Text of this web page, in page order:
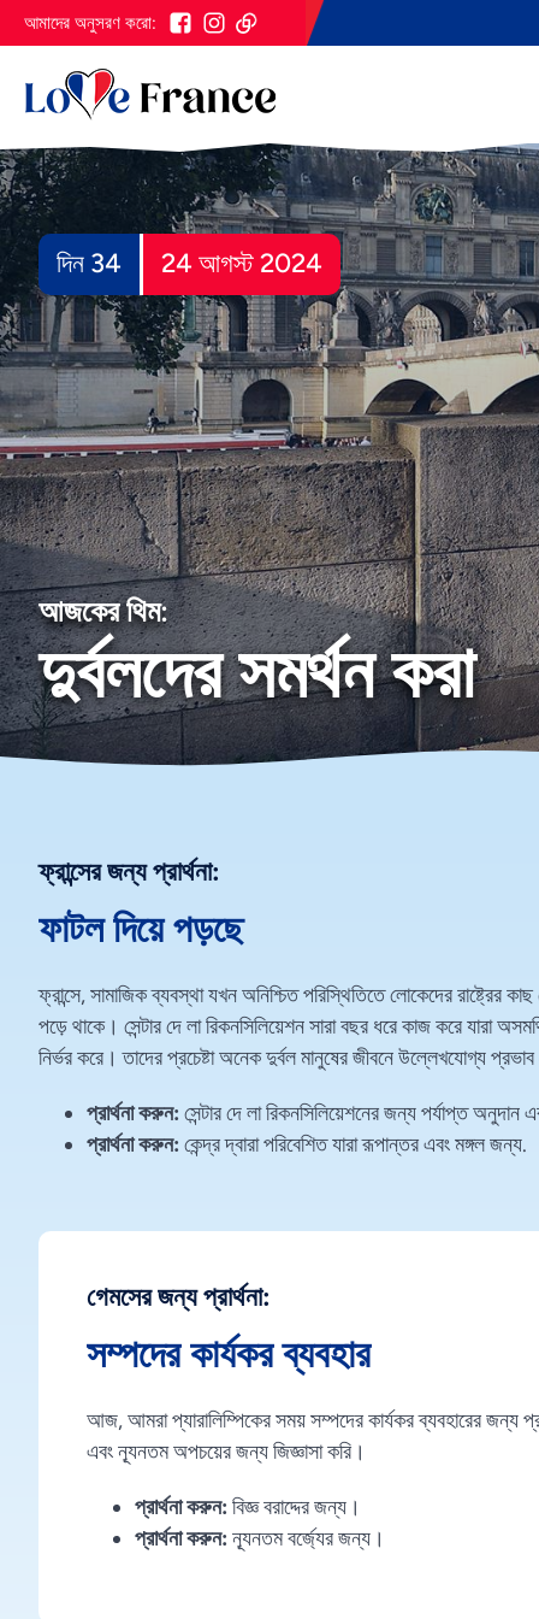
আমাদের অনুসরণ করো:
দিন 34 24 আগস্ট 2024
আজকের থিম:
দুর্বলদের সমর্থন করা
ফ্রান্সের জন্য প্রার্থনা:
ফাটল দিয়ে পড়ছে
ফ্রান্সে, সামাজিক ব্যবস্থা যখন অনিশ্চিত পরিস্থিতিতে লোকেদের
পড়ে থাকে। সেন্টার দে লা রিকনসিলিয়েশন সারা বছর ধরে কাজ করে যারা
নির্ভর করে। তাদের প্রচেষ্টা অনেক দুর্বল মানুষের জীবনে উল্লেখযোগ্য
প্রার্থনা করুন: সেন্টার দে লা রিকনসিলিয়েশনের জন্য পর্যাপ্ত অনুদান
প্রার্থনা করুন: কেন্দ্র দ্বারা পরিবেশিত যারা রূপান্তর এবং মঙ্গল জন্য.
গেমসের জন্য প্রার্থনা:
সম্পদের কার্যকর ব্যবহার
আজ, আমরা প্যারালিম্পিকের সময় সম্পদের কার্যকর ব্যবহারের জন্য
এবং ন্যূনতম অপচয়ের জন্য জিজ্ঞাসা করি।
প্রার্থনা করুন: বিজ্ঞ বরাদ্দের জন্য।
প্রার্থনা করুন: ন্যূনতম বর্জ্যের জন্য।